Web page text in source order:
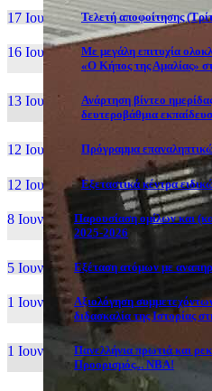
17 Ιουν, 26 Τελετή αποφοίτησης
16 Ιουν, 26
Με μεγάλη επιτυχία
«Ο Κήπος της Αμαλίας»
13 Ιουν, 26
Ανάρτηση βίντεο
δευτεροβάθμια
12 Ιουν, 26 Πρόγραμμα
12 Ιουν, 26 Εξεταστικά κέντρα
8 Ιουν, 26
Παρουσίαση ομίλων και
2025-2026
5 Ιουν, 26 Εξέταση ατόμων με
1 Ιουν, 26
Αξιολόγηση
διδασκαλία της Ιστορίας
1 Ιουν, 26
Πανελλήνια πρωτιά και
Προορισμός... NBA!